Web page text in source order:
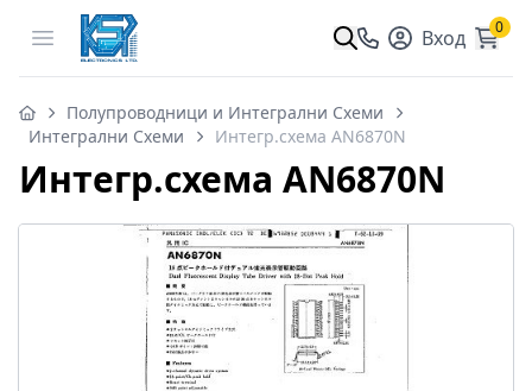
Open menu Вход 0
Полупроводници и Интегрални Схеми
Интегрални Схеми
Интегр.схема AN6870N
Интегр.схема AN6870N